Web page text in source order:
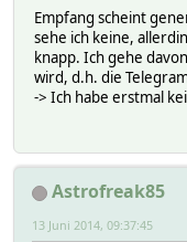
2014.06.12
2014.06.12
2014.06.12
2014.06.12
2014.06.12
Empfang scheint
sehe ich keine,
knapp. Ich gehe
wird, d.h. die
-> Ich habe erstmal
Astrofreak85
13 Juni 2014, 09:37:45